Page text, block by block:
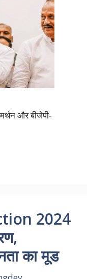
और बीजेपी-
2024
का मूड